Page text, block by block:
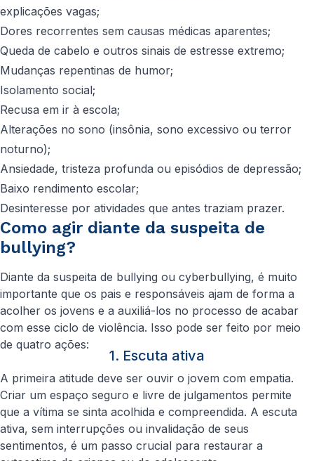
explicações vagas;
Dores recorrentes sem causas médicas aparentes;
Queda de cabelo e outros sinais de estresse extremo;
Mudanças repentinas de humor;
Isolamento social;
Recusa em ir à escola;
Alterações no sono (insônia, sono excessivo ou terror
noturno);
Ansiedade, tristeza profunda ou episódios de depressão;
Baixo rendimento escolar;
Desinteresse por atividades que antes traziam prazer.
Como agir diante da suspeita de
bullying?
Diante da suspeita de bullying ou cyberbullying, é muito
importante que os pais e responsáveis ajam de forma a
acolher os jovens e a auxiliá-los no processo de acabar
com esse ciclo de violência. Isso pode ser feito por meio
de quatro ações:
1. Escuta ativa
A primeira atitude deve ser ouvir o jovem com empatia.
Criar um espaço seguro e livre de julgamentos permite
que a vítima se sinta acolhida e compreendida. A escuta
ativa, sem interrupções ou invalidação de seus
sentimentos, é um passo crucial para restaurar a